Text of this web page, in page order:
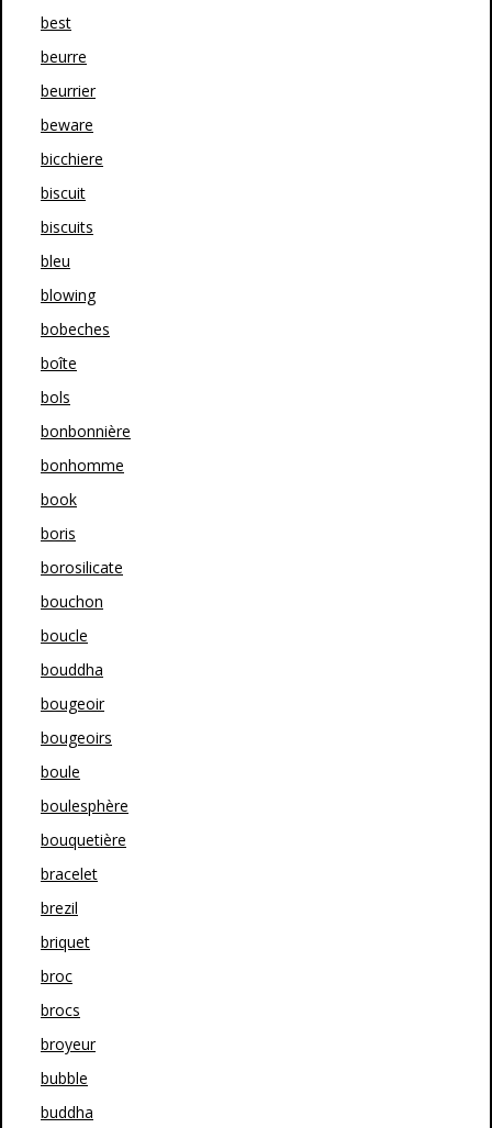
best
beurre
beurrier
beware
bicchiere
biscuit
biscuits
bleu
blowing
bobeches
boîte
bols
bonbonnière
bonhomme
book
boris
borosilicate
bouchon
boucle
bouddha
bougeoir
bougeoirs
boule
boulesphère
bouquetière
bracelet
brezil
briquet
broc
brocs
broyeur
bubble
buddha